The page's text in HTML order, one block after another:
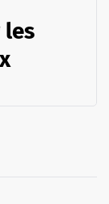
les